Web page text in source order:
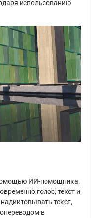
использованию
ИИ-помощника.
голос, текст и
текст,
в